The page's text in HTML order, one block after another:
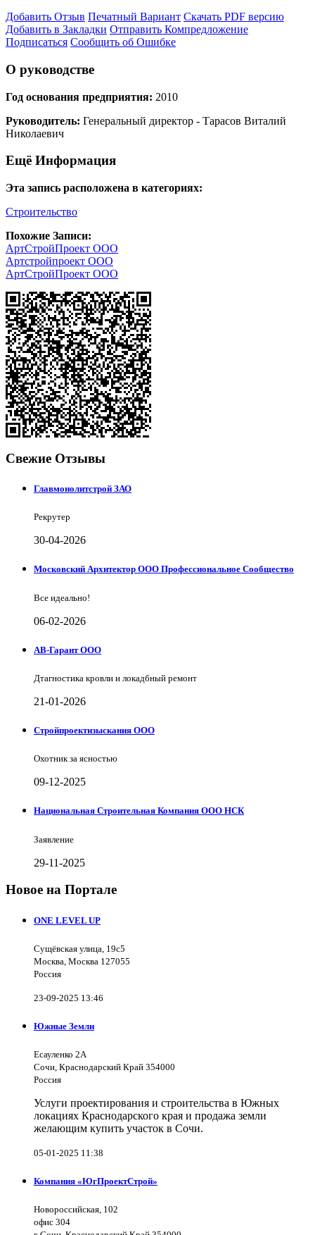
Добавить Отзыв Печатный Вариант Скачать PDF версию
Добавить в Закладки Отправить Компредложение
Подписаться Сообщить об Ошибке
О руководстве
Год основания предприятия: 2010
Руководитель: Генеральный директор - Тарасов Виталий
Николаевич
Ещё Информация
Эта запись расположена в категориях:
Строительство
Похожие Записи:
АртСтройПроект ООО
Артстройпроект ООО
АртСтройПроект ООО
Свежие Отзывы
Главмонолитстрой ЗАО
Рекрутер
30-04-2026
Московский Архитектор ООО Профессиональное Сообщество
Все идеально!
06-02-2026
АВ-Гарант ООО
Дтагностика кровли и локадбный ремонт
21-01-2026
Стройпроектизыскания ООО
Охотник за ясностью
09-12-2025
Национальная Строительная Компания ООО НСК
Заявление
29-11-2025
Новое на Портале
ONE LEVEL UP
Сущёвская улица, 19с5
Москва, Москва 127055
Россия
23-09-2025 13:46
Южные Земли
Есауленко 2А
Сочи, Краснодарский Край 354000
Россия
Услуги проектирования и строительства в Южных
локациях Краснодарского края и продажа земли
желающим купить участок в Сочи.
05-01-2025 11:38
Компания «ЮгПроектСтрой»
Новороссийская, 102
офис 304